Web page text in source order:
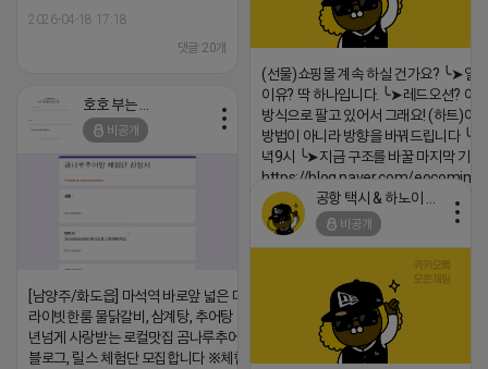
2026-04-18 17:18
댓글:20개
(선물)쇼핑몰 계속 하실 건가요? ╰➤열
이유? 딱 하나입니다. ╰➤레드오션? 아
방식으로 팔고 있어서 그래요! (하트)이
방법이 아니라 방향을 바꿔드립니다
녁9시 ╰➤지금 구조를 바꿀 마지막 기회
https://blog.naver.com/eocomim/
2026-04-18 17:15
비공개
[남양주/화도읍] 마석역 바로앞 넓은 매장과, 프
라이빗한룸 물닭갈비, 삼계탕, 추어탕 맛집 10
년넘게 사랑받는 로컬맛집 곰나루추어탕에서
블로그, 릴스 체험단 모집합니다 ※체험메뉴※
비공개